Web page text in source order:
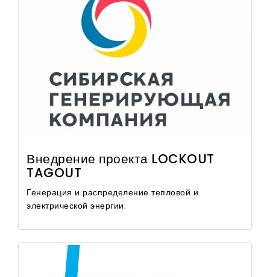
Внедрение проекта LOCKOUT
TAGOUT
Генерация и распределение тепловой и
электрической энергии.